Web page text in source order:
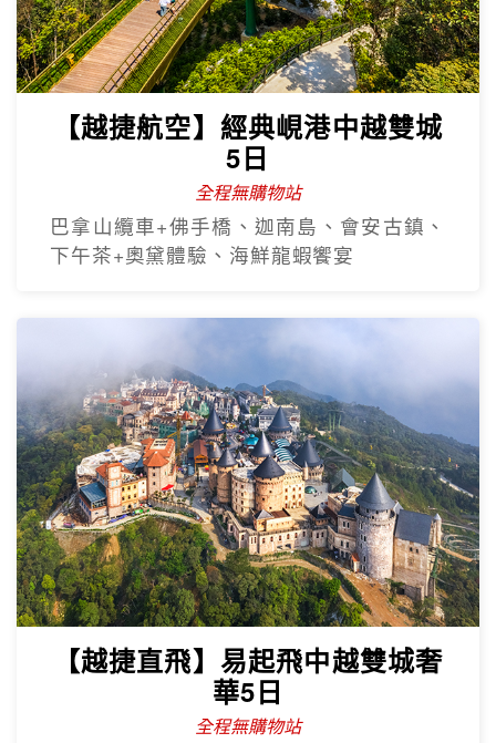
【越捷航空】經典峴港中越雙城
5日
全程無購物站
巴拿山纜車+佛手橋、迦南島、會安古鎮、
下午茶+奧黛體驗、海鮮龍蝦饗宴
【越捷直飛】易起飛中越雙城奢
華5日
全程無購物站